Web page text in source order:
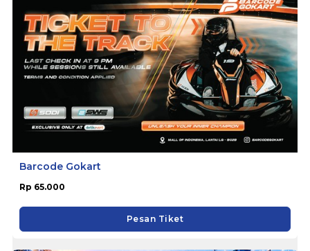
Barcode Gokart
Rp 65.000
Pesan Tiket